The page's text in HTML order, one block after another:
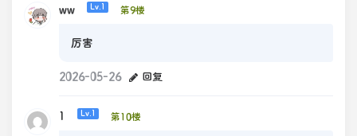
ww Lv.1 第9楼
厉害
2026-05-26 回复
1 Lv.1 第10楼